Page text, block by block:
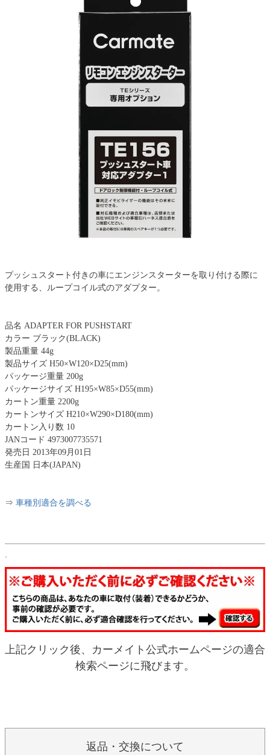
プッシュスタート付きの車にエンジンスターターを取り付ける際に
使用する、ループコイル式のアダプター。
品名 ADAPTER FOR PUSHSTART
カラー ブラック(BLACK)
製品重量 44g
製品サイズ H50×W120×D25(mm)
パッケージ重量 200g
パッケージサイズ H195×W85×D55(mm)
カートン重量 2200g
カートンサイズ H210×W290×D180(mm)
カートン入り数 10
JANコード 4973007735571
発売日 2013年09月01日
生産国 日本(JAPAN)
⇒ 車種別適合を調べる
.
上記クリック後、カーメイト公式ホームページの適合
検索ページに飛びます。
返品・交換について